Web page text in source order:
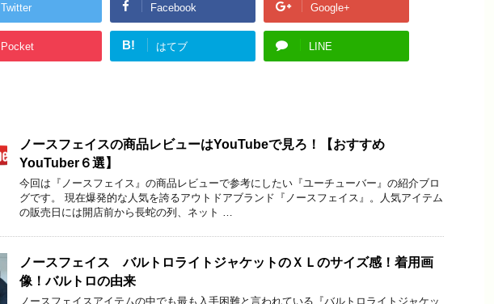
Twitter Facebook Google+
Pocket B! はてブ LINE
ノースフェイスの商品レビューはYouTubeで見ろ！【おすすめ
YouTuber６選】
今回は『ノースフェイス』の商品レビューで参考にしたい『ユーチューバー』の紹介ブロ
グです。 現在爆発的な人気を誇るアウトドアブランド『ノースフェイス』。人気アイテム
の販売日には開店前から長蛇の列、ネット …
ノースフェイス バルトロライトジャケットのＸＬのサイズ感！着用画
像！バルトロの由来
ノースフェイスアイテムの中でも最も入手困難と言われている『バルトロライトジャケッ